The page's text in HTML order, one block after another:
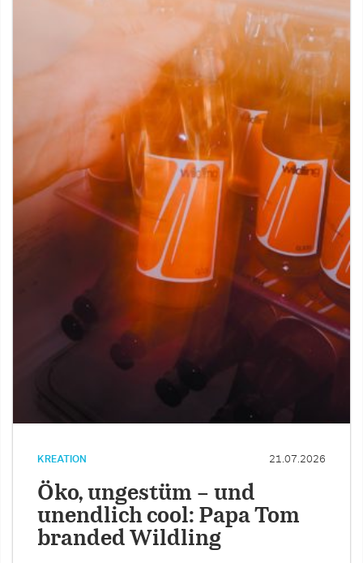
KREATION 21.07.2026
Öko, ungestüm – und
unendlich cool: Papa Tom
branded Wildling